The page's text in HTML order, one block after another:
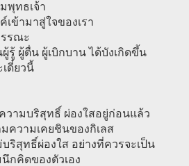
พุทธเจ้า
เข้ามาสู่ใจของเรา
รณะ
รู้ ผู้ตื่น ผู้เบิกบาน ได้บังเกิดขึ้น
ดี๋ยวนี้
วามบริสุทธิ์ ผ่องใสอยู่ก่อนแล้ว
ความเคยชินของกิเลส
ริสุทธิ์ผ่องใส อย่างที่ควรจะเป็น
กคิดของตัวเอง